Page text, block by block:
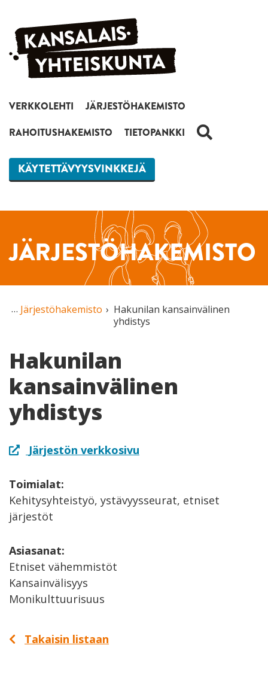
Siirry sisältöön
VERKKOLEHTI
JÄRJESTÖHAKEMISTO
RAHOITUSHAKEMISTO
TIETOPANKKI HAKU
KÄYTETTÄVYYSVINKKEJÄ
JÄRJESTÖHAKEMISTO
Järjestöhakemisto
Hakunilan kansainvälinen
yhdistys
Hakunilan
kansainvälinen
yhdistys
Järjestön verkkosivu
Toimialat:
Kehitysyhteistyö, ystävyysseurat, etniset
järjestöt
Asiasanat:
Etniset vähemmistöt
Kansainvälisyys
Monikulttuurisuus
Takaisin listaan